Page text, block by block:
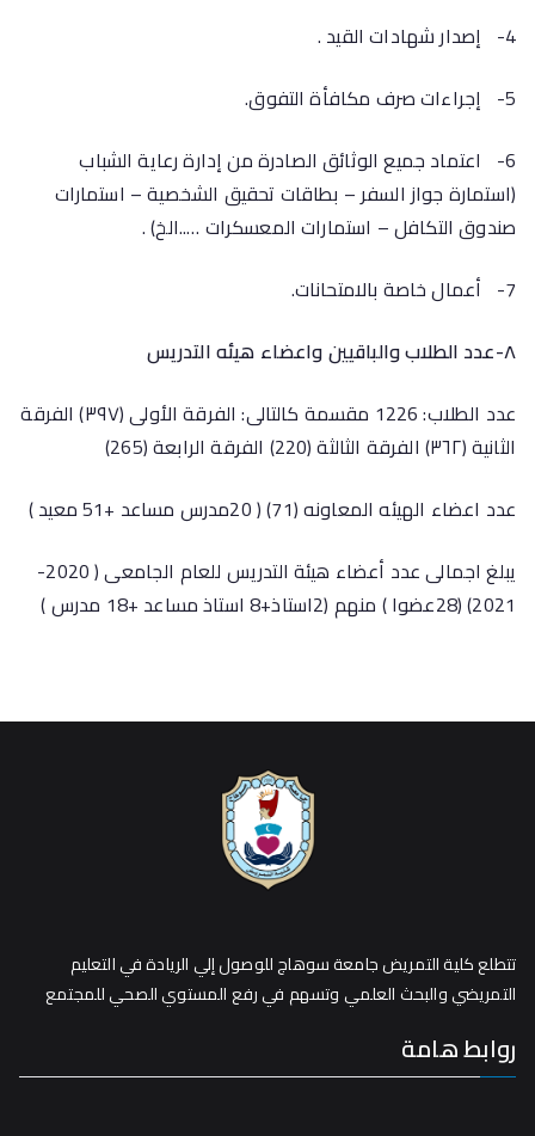
4- إصدار شهادات القيد .
5- إجراءات صرف مكافأة التفوق.
6- اعتماد جميع الوثائق الصادرة من إدارة رعاية الشباب
(استمارة جواز السفر – بطاقات تحقيق الشخصية – استمارات
صندوق التكافل – استمارات المعسكرات …..الخ) .
7- أعمال خاصة بالامتحانات.
٨-عدد الطلاب والباقيين واعضاء هيئه التدريس
عدد الطلاب: 1226 مقسمة كالتالى: الفرقة الأولى (٣٩٧) الفرقة
الثانية (٣٦٢) الفرقة الثالثة (220) الفرقة الرابعة (265)
عدد اعضاء الهيئه المعاونه (71) ( 20مدرس مساعد +51 معيد )
يبلغ اجمالى عدد أعضاء هيئة التدريس للعام الجامعى ( 2020-
2021) (28عضوا ) منهم (2استاذ+8 استاذ مساعد +18 مدرس )
تتطلع كلية التمريض جامعة سوهاج للوصول إلي الريادة في التعليم
التمريضي والبحث العلمي وتسهم في رفع المستوي الصحي للمجتمع
روابط هامة